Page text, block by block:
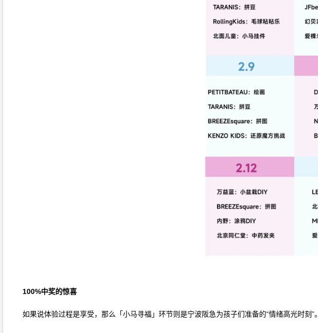
100%中奖的惊喜
如果说体验过程是享受，那么「小马寻福」环节则是宁波阪急为孩子们准备的“情绪高光时刻”。